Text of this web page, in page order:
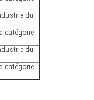
du
catégorie
du
catégorie